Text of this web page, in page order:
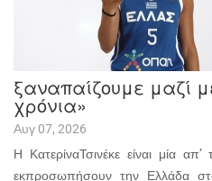
ξαναπαίζουμε μαζί
χρόνια»
Αυγ 07, 2026
Η ΚατερίναΤσινέκε είναι μία
εκπροσωπήσουν την Ελλάδα